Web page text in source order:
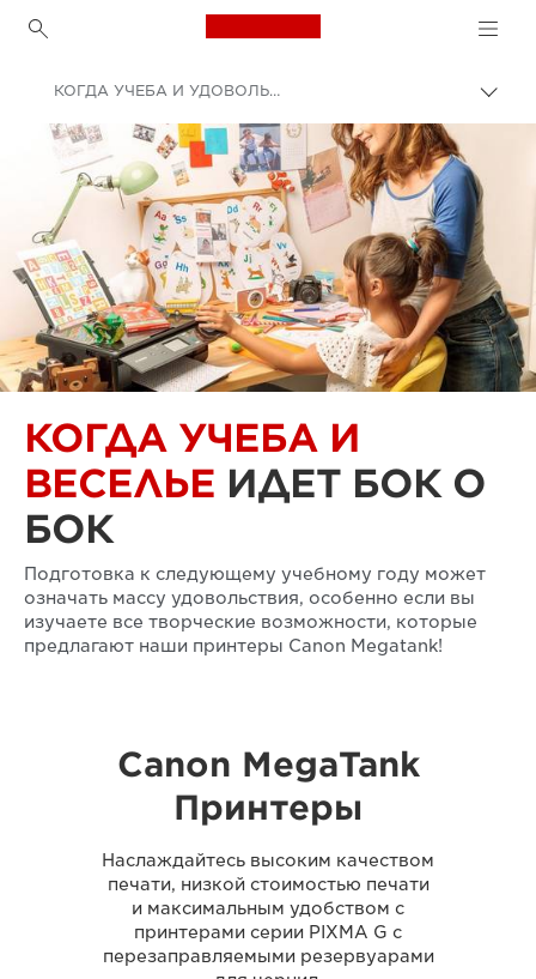
Canon Logo, back to
Canon
КОГДА УЧЕБА И УДОВОЛЬСТВИЕ ИДЕТ БОК О БОК
КОГДА УЧЕБА И
ВЕСЕЛЬЕ ИДЕТ БОК О
БОК
Подготовка к следующему учебному году может
означать массу удовольствия, особенно если вы
изучаете все творческие возможности, которые
предлагают наши принтеры Canon Megatank!
Canon MegaTank
Принтеры
Наслаждайтесь высоким качеством
печати, низкой стоимостью печати
и максимальным удобством с
принтерами серии PIXMA G с
перезаправляемыми резервуарами